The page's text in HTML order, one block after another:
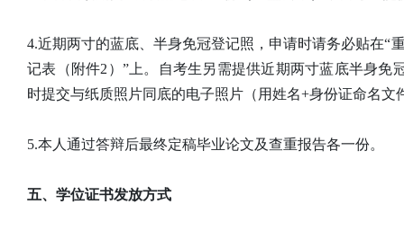
4.近期两寸的蓝底、半身免冠登记照，申请时请务必贴在“
记表（附件2）”上。自考生另需提供近期两寸蓝底半身
时提交与纸质照片同底的电子照片（用姓名+身份证命名
5.本人通过答辩后最终定稿毕业论文及查重报告各一份。
五、学位证书发放方式